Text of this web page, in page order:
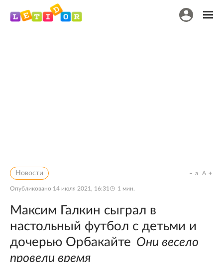
Новости
Опубликовано 14 июля 2021, 16:31 1 мин.
a A
Максим Галкин сыграл в
настольный футбол с детьми и
дочерью Орбакайте Они весело
провели время